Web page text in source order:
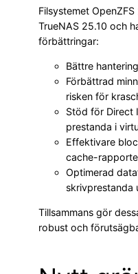
Filsystemet
TrueNAS 25.10 och
förbättringar:
Bättre
Förbättrad
risken för
Stöd för Direct
prestanda i
Effektivare
cache-
Optimerad
skrivprestanda
Tillsammans gör
robust och